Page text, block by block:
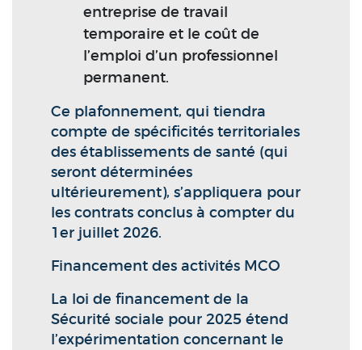
entreprise de travail
temporaire et le coût de
l’emploi d’un professionnel
permanent.
Ce plafonnement, qui tiendra
compte de spécificités territoriales
des établissements de santé (qui
seront déterminées
ultérieurement), s’appliquera pour
les contrats conclus à compter du
1er juillet 2026.
Financement des activités MCO
La loi de financement de la
Sécurité sociale pour 2025 étend
l’expérimentation concernant le